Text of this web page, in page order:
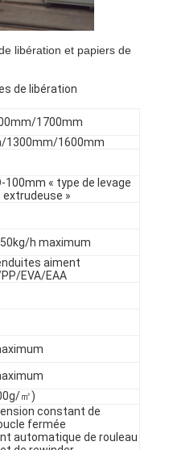
libération et papiers de
de libération
1700mm
1300mm/1600mm
100mm « type de levage
»
h maximum
aiment
EVA/EAA
㎡)
constant de
fermée
automatique de rouleau